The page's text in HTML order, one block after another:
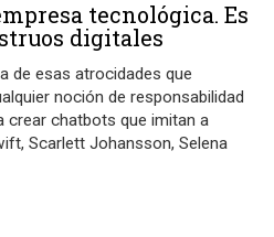
tecnológica. Es
digitales
de esas atrocidades que
noción de responsabilidad
crear chatbots que imitan a
Scarlett Johansson, Selena